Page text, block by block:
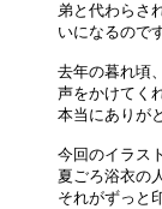
弟と代わらさ
いになるので
去年の暮れ頃
声をかけてく
本当にありが
今回のイラス
夏ごろ浴衣の
それがずっと